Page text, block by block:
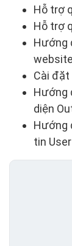
Hỗ trợ
Hỗ trợ
Hướng
Cài đặt
Hướng
diện
Hướng
tin